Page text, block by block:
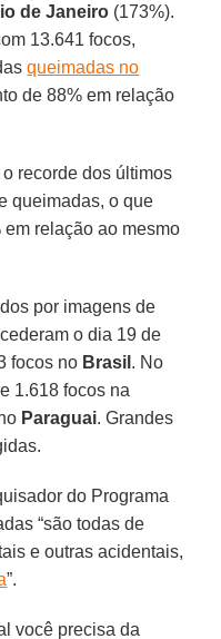
de Janeiro (173%).
13.641 focos,
queimadas no
de 88% em relação
recorde dos últimos
queimadas, o que
relação ao mesmo
por imagens de
o dia 19 de
focos no Brasil . No
1.618 focos na
Paraguai. Grandes
do Programa
“são todas de
e outras acidentais,
”.
você precisa da